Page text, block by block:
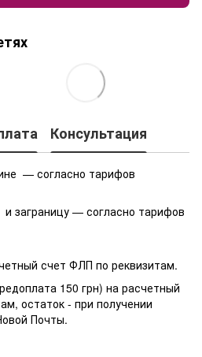
Консультация
— согласно тарифов
и заграницу — согласно тарифов
счет ФЛП по реквизитам.
150 грн) на расчетный
остаток - при получении
Почты.